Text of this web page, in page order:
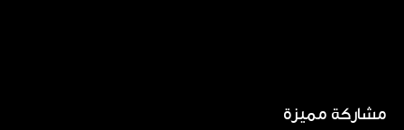
مشاركة مميزة